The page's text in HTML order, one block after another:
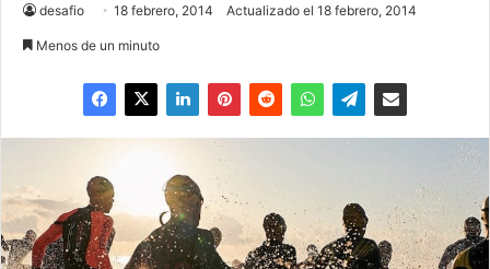
desafio 18 febrero, 2014 Actualizado el 18 febrero, 2014
Menos de un minuto